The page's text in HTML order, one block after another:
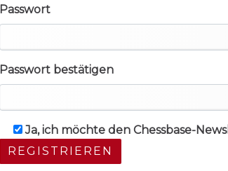
Passwort
Passwort bestätigen
Ja, ich möchte den Chessbase-
REGISTRIEREN